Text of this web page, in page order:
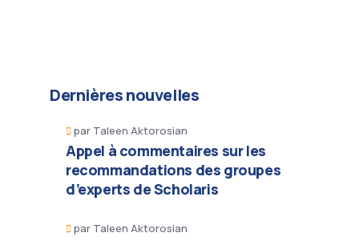
Dernières nouvelles
par Taleen Aktorosian
Appel à commentaires sur les
recommandations des groupes
d’experts de Scholaris
par Taleen Aktorosian